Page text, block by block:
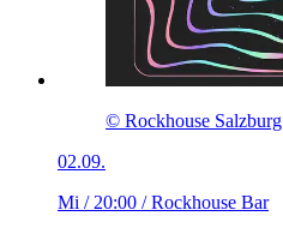
© Rockhouse Salzburg
02.09.
Mi / 20:00 / Rockhouse Bar